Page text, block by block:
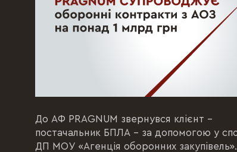
До АФ PRAGNUM звернувся клієнт –
постачальник БПЛА – за допомогою у
ДП МОУ «Агенція оборонних закупівель»